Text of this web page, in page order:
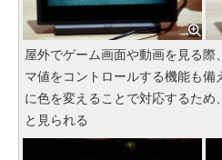
屋外でゲーム画面や動画を見る際
マ値をコントロールする機能も備
に色を変えることで対応するため
と見られる